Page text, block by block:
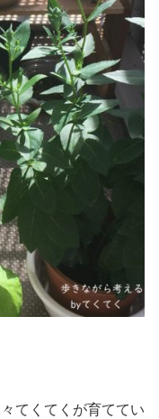
てくてくが育ててい